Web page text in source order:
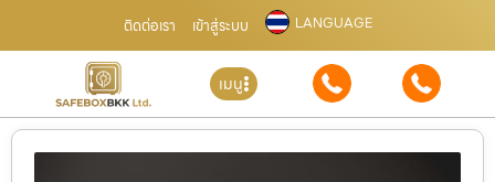
ติดต่อเรา เข้าสู่ระบบ LANGUAGE
เมนู